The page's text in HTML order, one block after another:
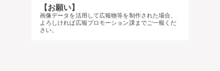
【お願い】
画像データを活用して広報物等を制作された場合、
よろしければ広報プロモーション課までご一報くだ
さい。